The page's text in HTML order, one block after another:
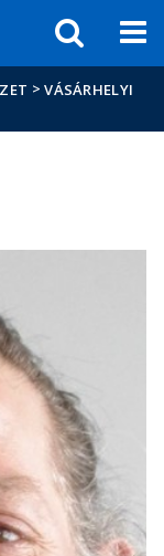
>VÁSÁRHELYI